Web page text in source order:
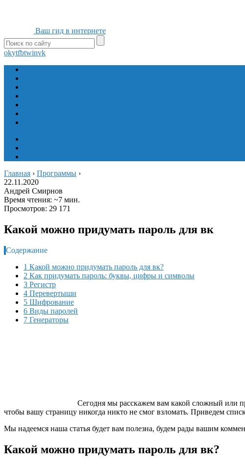
Ваш гид в интернете
okytfbtwinvk
Главная › Программы ›
22.11.2020
Андрей Смирнов
Время чтения: ~7 мин.
Просмотров: 29 171
Какой можно придумать пароль для вк
Содержание
1 Какой можно придумать пароль для вк?
2 Как придумать пароль: буквы, цифры и символы
3 Регистр
4 Перевертыши
5 Шифрование
6 Виды паролей
7 Генераторы
Сегодня мы расскажем вам какой сложный или
чтобы вашу страницу никогда никто не смог взломать. Приведем
Мы надеемся наша статья будет вам полезна, будем рады вашим
Какой можно придумать пароль для вк?